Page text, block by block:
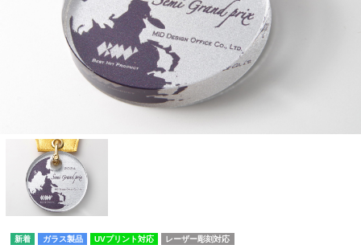
ガラス製品 UVプリント対応 レーザー彫刻対応